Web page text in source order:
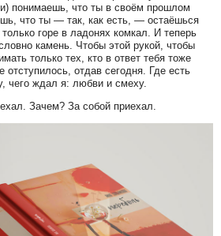
понимаешь, что ты в своём прошлом
что ты — так, как есть, — остаёшься
горе в ладонях комкал. И теперь
камень. Чтобы этой рукой, чтобы
только тех, кто в ответ тебя тоже
отдав сегодня. Где есть
чего ждал я: любви и смеху.
Зачем? За собой приехал.